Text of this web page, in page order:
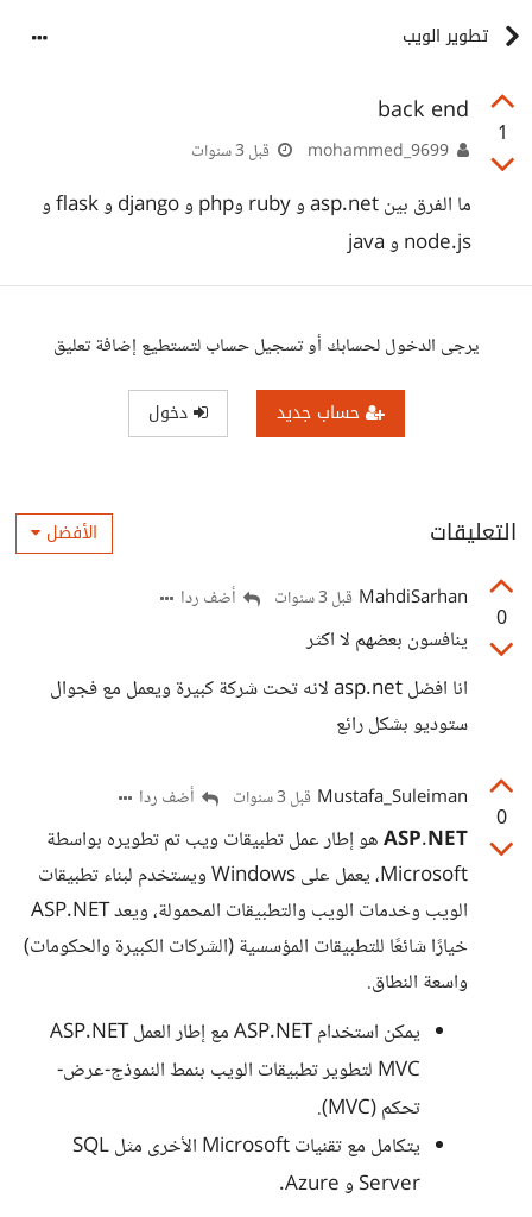
تطوير الويب
1
back end
قبل 3 سنوات
ما الفرق بين asp.net و ruby وphp و django و flask و
node.js و java
يرجى الدخول لحسابك أو تسجيل حساب لتستطيع إضافة تعليق
حساب جديد دخول
التعليقات الأفضل
0
MahdiSarhan قبل 3 سنوات أضف ردا
ينافسون بعضهم لا اكثر
انا افضل asp.net لانه تحت شركة كبيرة ويعمل مع فجوال
ستوديو بشكل رائع
0
Mustafa_Suleiman قبل 3 سنوات أضف ردا
ASP.NETهو إطار عمل تطبيقات ويب تم تطويره بواسطة
Microsoft، يعمل على Windows ويستخدم لبناء تطبيقات
الويب وخدمات الويب والتطبيقات المحمولة، ويعد ASP.NET
خيارًا شائعًا للتطبيقات المؤسسية (الشركات الكبيرة والحكومات)
واسعة النطاق.
يمكن استخدام ASP.NET مع إطار العمل ASP.NET
MVC لتطوير تطبيقات الويب بنمط النموذج-عرض-
تحكم (MVC).
يتكامل مع تقنيات Microsoft الأخرى مثل SQL
Server و Azure.